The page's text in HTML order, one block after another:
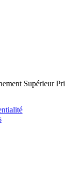
Supérieur